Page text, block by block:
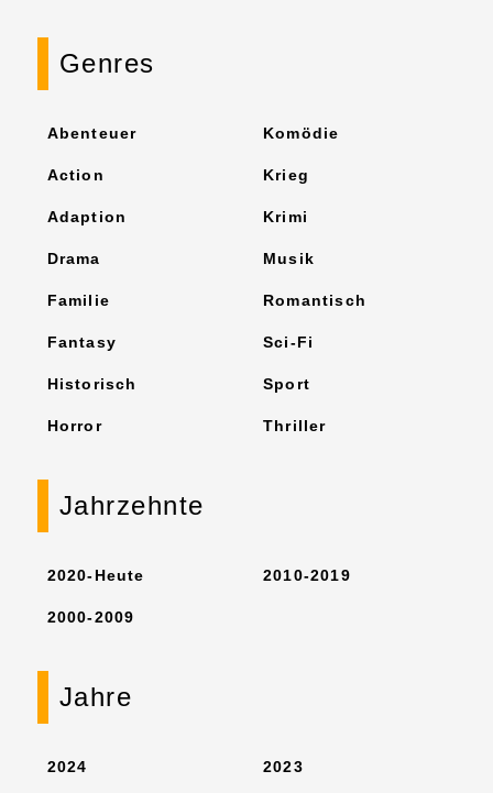
Genres
Abenteuer
Action
Adaption
Drama
Familie
Fantasy
Historisch
Horror
Komödie
Krieg
Krimi
Musik
Romantisch
Sci-Fi
Sport
Thriller
Jahrzehnte
2020-Heute
2000-2009
2010-2019
Jahre
2024 2023